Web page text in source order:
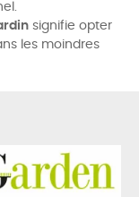
signifie opter
les moindres